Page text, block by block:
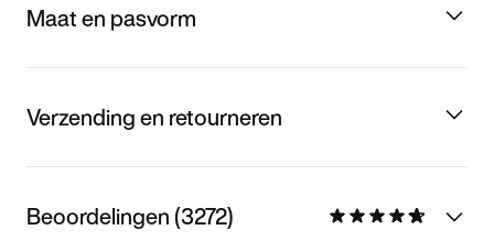
Maat en pasvorm
Verzending en retourneren
Beoordelingen (3272)